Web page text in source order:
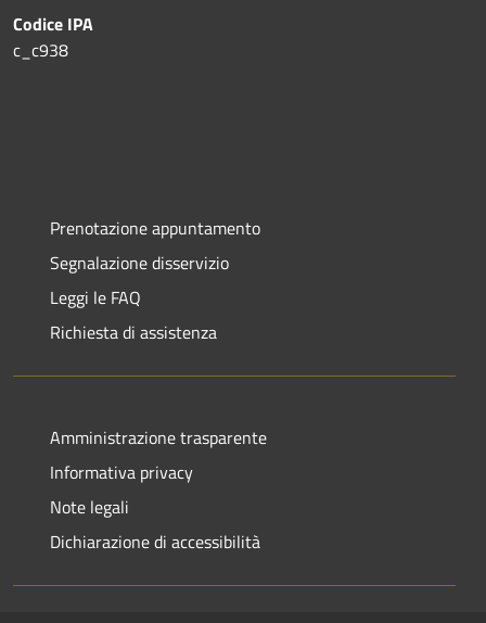
Codice IPA
c_c938
Prenotazione appuntamento
Segnalazione disservizio
Leggi le FAQ
Richiesta di assistenza
Amministrazione trasparente
Informativa privacy
Note legali
Dichiarazione di accessibilità